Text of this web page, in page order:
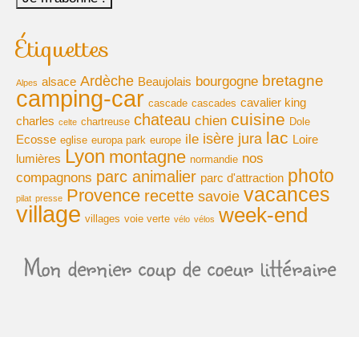
Étiquettes
Alpes alsace Ardèche Beaujolais bourgogne bretagne
camping-car cascade cascades cavalier king
charles celte chartreuse chateau chien cuisine Dole
Ecosse eglise europa park europe ile isère jura lac Loire
lumières Lyon montagne normandie nos
compagnons parc animalier parc d'attraction photo
pilat presse Provence recette savoie vacances
village villages voie verte vélo vélos week-end
Mon dernier coup de coeur littéraire